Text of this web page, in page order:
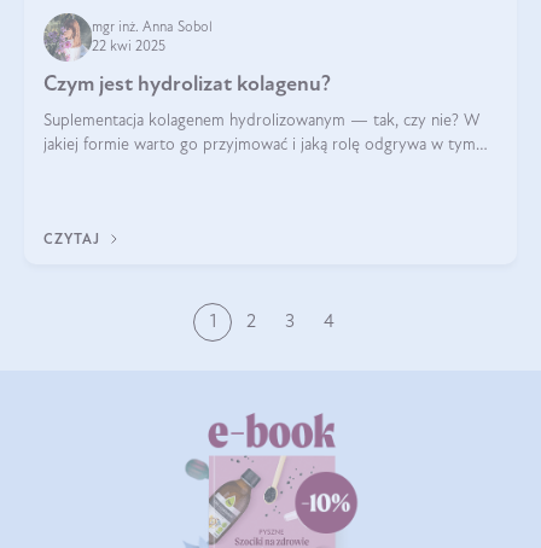
mgr inż. Anna Sobol
22 kwi 2025
Czym jest hydrolizat kolagenu?
Suplementacja kolagenem hydrolizowanym — tak, czy nie? W
jakiej formie warto go przyjmować i jaką rolę odgrywa w tym
CZYTAJ
1 2 3 4